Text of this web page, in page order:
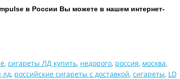
в России Вы можете в нашем интернет-
, сигареты ЛД купить, недорого, россия, москва,
лд, российские сигареты с доставкой, сигареты, LD